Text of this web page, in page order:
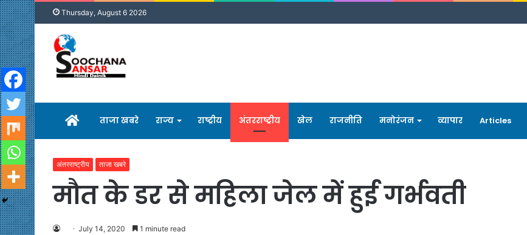
Thursday, August 6 2026
होम ताजा खबरे राज्य राष्ट्रीय अंतरराष्ट्रीय खेल राजनीति मनोरंजन व्यापार Articles
अंतरराष्ट्रीय ताजा खबरे
मौत के डर से महिला जेल में हुई गर्भवती
July 14, 2020 1 minute read